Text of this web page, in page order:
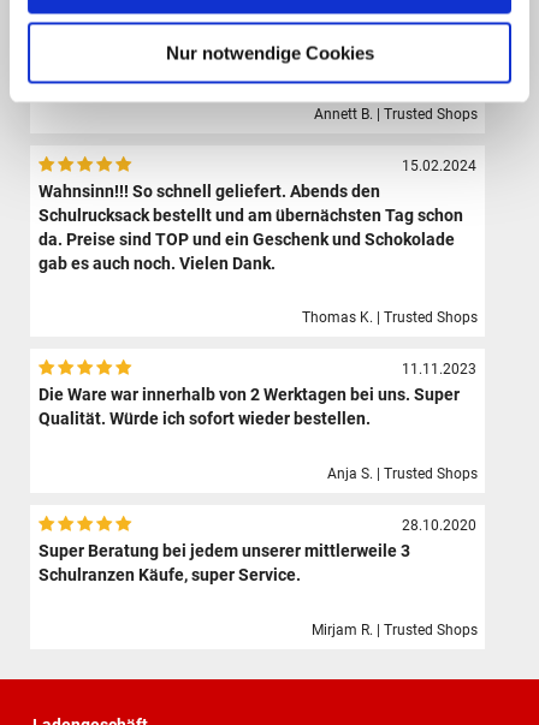
Nur notwendige Cookies
ist sehr einfach und der Versand erfolgte sehr schnell.
Annett B. | Trusted Shops
15.02.2024
Wahnsinn!!! So schnell geliefert. Abends den
Schulrucksack bestellt und am übernächsten Tag schon
da. Preise sind TOP und ein Geschenk und Schokolade
gab es auch noch. Vielen Dank.
Thomas K. | Trusted Shops
11.11.2023
Die Ware war innerhalb von 2 Werktagen bei uns. Super
Qualität. Würde ich sofort wieder bestellen.
Anja S. | Trusted Shops
28.10.2020
Super Beratung bei jedem unserer mittlerweile 3
Schulranzen Käufe, super Service.
Mirjam R. | Trusted Shops